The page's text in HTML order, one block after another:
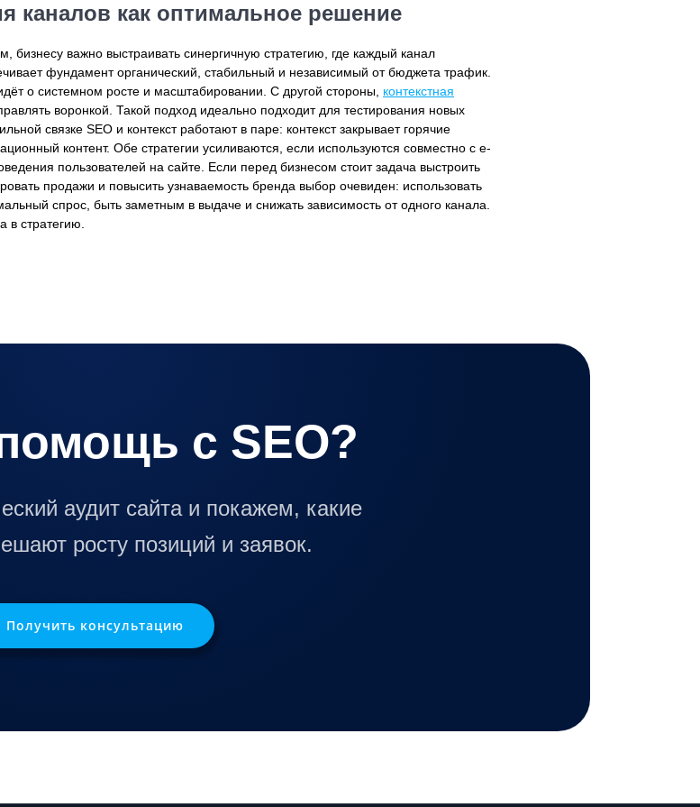
каналов как оптимальное решение
бизнесу важно выстраивать синергичную стратегию, где каждый канал
фундамент органический, стабильный и независимый от бюджета трафик.
о системном росте и масштабировании. С другой стороны, контекстная
воронкой. Такой подход идеально подходит для тестирования новых
связке SEO и контекст работают в паре: контекст закрывает горячие
контент. Обе стратегии усиливаются, если используются совместно с e-
пользователей на сайте. Если перед бизнесом стоит задача выстроить
продажи и повысить узнаваемость бренда выбор очевиден: использовать
спрос, быть заметным в выдаче и снижать зависимость от одного канала.
в стратегию.
с SEO?
аудит сайта и покажем, какие
росту позиций и заявок.
Получить консультацию